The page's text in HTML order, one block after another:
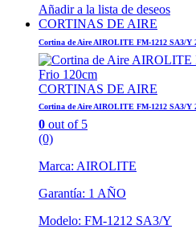
Añadir a la lista de deseos
CORTINAS DE AIRE
Cortina de Aire AIROLITE FM-1212 SA3/Y
CORTINAS DE AIRE
Cortina de Aire AIROLITE FM-1212 SA3/Y
0 out of 5
(0)
Marca: AIROLITE
Garantía: 1 AÑO
Modelo: FM-1212 SA3/Y